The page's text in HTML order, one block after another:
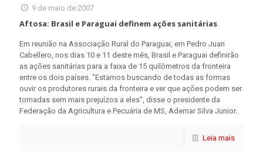
9 de maio de 2007
Aftosa: Brasil e Paraguai definem ações sanitárias
Em reunião na Associação Rural do Paraguai, em Pedro Juan
Cabellero, nos dias 10 e 11 deste mês, Brasil e Paraguai definirão
as ações sanitárias para a faixa de 15 quilômetros da fronteira
entre os dois países. "Estamos buscando de todas as formas
ouvir os produtores rurais da fronteira e ver que ações podem ser
tomadas sem mais prejuízos a eles", disse o presidente da
Federação da Agricultura e Pecuária de MS, Ademar Silva Junior.
Leia mais